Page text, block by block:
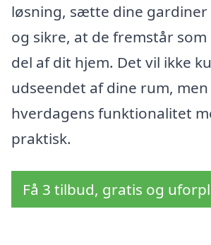
løsning, sætte dine
og sikre, at de fremstår
del af dit hjem. Det vil ikke
udseendet af dine rum,
hverdagens funktionalitet
praktisk.
Få 3 tilbud, gratis og